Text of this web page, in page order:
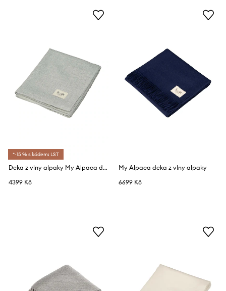
*-15 % s kódem: LST
Deka z vlny alpaky My Alpaca dla dziecka
4399 Kč
My Alpaca deka z vlny alpaky
6699 Kč